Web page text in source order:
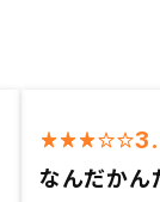
なんだかん